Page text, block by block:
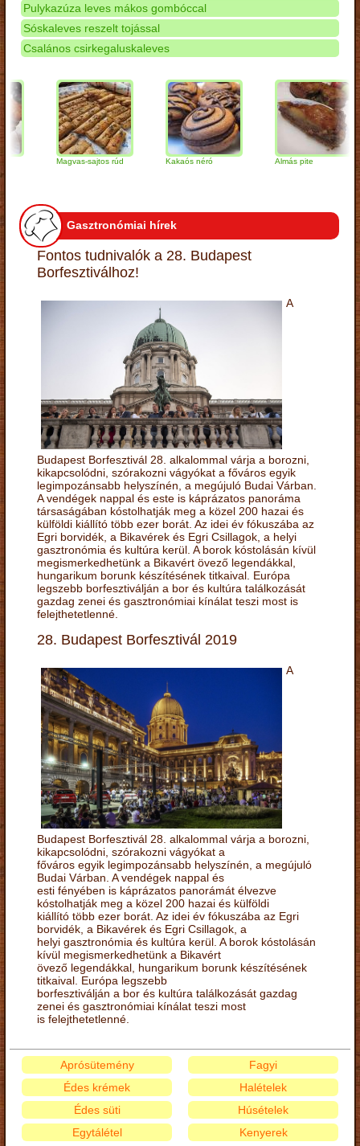
Pulykazúza leves mákos gombóccal
Sóskaleves reszelt tojással
Csalános csirkegaluskaleves
Magvas-sajtos rúd Kakaós néró Almás pite
Gasztronómiai hírek
Fontos tudnivalók a 28. Budapest
Borfesztiválhoz!
A
Budapest Borfesztivál 28. alkalommal várja a borozni,
kikapcsolódni, szórakozni vágyókat a főváros egyik
legimpozánsabb helyszínén, a megújuló Budai Várban.
A vendégek nappal és este is káprázatos panoráma
társaságában kóstolhatják meg a közel 200 hazai és
külföldi kiállító több ezer borát. Az idei év fókuszába az
Egri borvidék, a Bikavérek és Egri Csillagok, a helyi
gasztronómia és kultúra kerül. A borok kóstolásán kívül
megismerkedhetünk a Bikavért övező legendákkal,
hungarikum borunk készítésének titkaival. Európa
legszebb borfesztiválján a bor és kultúra találkozását
gazdag zenei és gasztronómiai kínálat teszi most is
felejthetetlenné.
28. Budapest Borfesztivál 2019
A
Budapest Borfesztivál 28. alkalommal várja a borozni,
kikapcsolódni, szórakozni vágyókat a
főváros egyik legimpozánsabb helyszínén, a megújuló
Budai Várban. A vendégek nappal és
esti fényében is káprázatos panorámát élvezve
kóstolhatják meg a közel 200 hazai és külföldi
kiállító több ezer borát. Az idei év fókuszába az Egri
borvidék, a Bikavérek és Egri Csillagok, a
helyi gasztronómia és kultúra kerül. A borok kóstolásán
kívül megismerkedhetünk a Bikavért
övező legendákkal, hungarikum borunk készítésének
titkaival. Európa legszebb
borfesztiválján a bor és kultúra találkozását gazdag
zenei és gasztronómiai kínálat teszi most
is felejthetetlenné.
Aprósütemény
Édes krémek
Édes süti
Egytálétel
Fagyi
Halételek
Húsételek
Kenyerek